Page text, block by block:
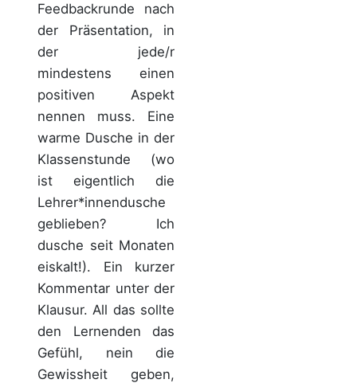
Feedbackrunde nach
der Präsentation, in
der jede/r
mindestens einen
positiven Aspekt
nennen muss. Eine
warme Dusche in der
Klassenstunde (wo
ist eigentlich die
Lehrer*innendusche
geblieben? Ich
dusche seit Monaten
eiskalt!). Ein kurzer
Kommentar unter der
Klausur. All das sollte
den Lernenden das
Gefühl, nein die
Gewissheit geben,